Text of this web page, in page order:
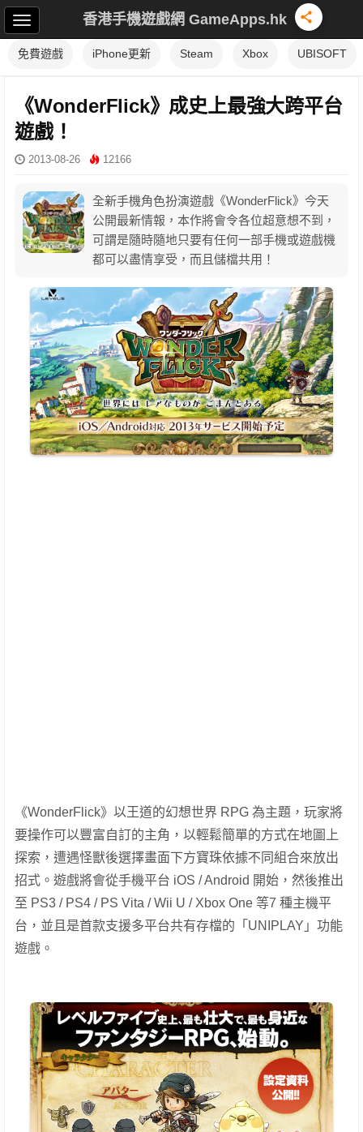
香港手機遊戲網 GameApps.hk
免費遊戲 iPhone更新 Steam Xbox UBISOFT
《WonderFlick》成史上最強大跨平台
遊戲！
2013-08-26 12166
全新手機角色扮演遊戲《WonderFlick》今天
公開最新情報，本作將會令各位超意想不到，
可謂是隨時隨地只要有任何一部手機或遊戲機
都可以盡情享受，而且儲檔共用！
《WonderFlick》以王道的幻想世界 RPG 為主題，玩家將
要操作可以豐富自訂的主角，以輕鬆簡單的方式在地圖上
探索，遭遇怪獸後選擇畫面下方寶珠依據不同組合來放出
招式。遊戲將會從手機平台 iOS / Android 開始，然後推出
至 PS3 / PS4 / PS Vita / Wii U / Xbox One 等7 種主機平
台，並且是首款支援多平台共有存檔的「UNIPLAY」功能
遊戲。